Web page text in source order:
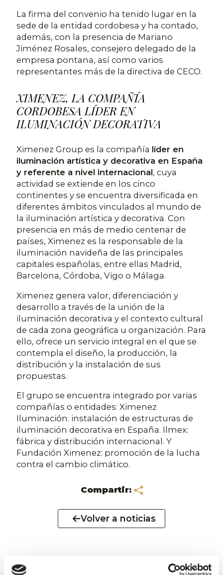
La firma del convenio ha tenido lugar en la
sede de la entidad cordobesa y ha contado,
además, con la presencia de Mariano
Jiménez Rosales, consejero delegado de la
empresa pontana, así como varios
representantes más de la directiva de CECO.
XIMENEZ, LA COMPAÑÍA
CORDOBESA LÍDER EN
ILUMINACIÓN DECORATIVA
Ximenez Group es la compañía líder en
iluminación artística y decorativa en España
y referente a nivel internacional, cuya
actividad se extiende en los cinco
continentes y se encuentra diversificada en
diferentes ámbitos vinculados al mundo de
la iluminación artística y decorativa. Con
presencia en más de medio centenar de
países, Ximenez es la responsable de la
iluminación navideña de las principales
capitales españolas, entre ellas Madrid,
Barcelona, Córdoba, Vigo o Málaga.
Ximenez genera valor, diferenciación y
desarrollo a través de la unión de la
iluminación decorativa y el contexto cultural
de cada zona geográfica u organización. Para
ello, ofrece un servicio integral en el que se
contempla el diseño, la producción, la
distribución y la instalación de sus
propuestas.
El grupo se encuentra integrado por varias
compañías o entidades: Ximenez
Iluminación: instalación de estructuras de
iluminación decorativa en España. Ilmex:
fábrica y distribución internacional. Y
Fundación Ximenez: promoción de la lucha
contra el cambio climático.
Compartir:
Volver a noticias